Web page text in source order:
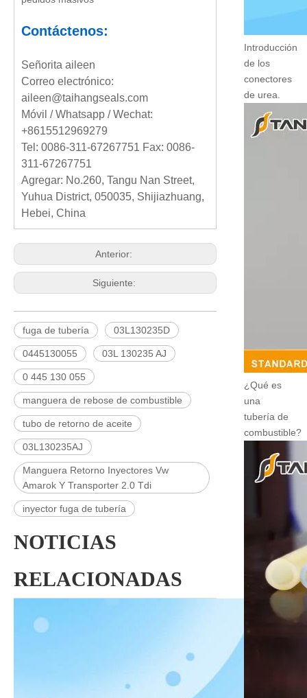
Contáctenos:
Señorita aileen
Correo electrónico:
aileen@taihangseals.com
Móvil / Whatsapp / Wechat:
+8615512969279
Tel: 0086-311-67267751 Fax: 0086-
311-67267751
Agregar: No.260, Tangu Nan Street,
Yuhua District, 050035, Shijiazhuang,
Hebei, China
Anterior:
Siguiente:
fuga de tubería 03L130235D
0445130055 03L 130235 AJ
0 445 130 055
manguera de rebose de combustible
tubo de retorno de aceite
03L130235AJ
Manguera Retorno Inyectores Vw
Amarok Y Transporter 2.0 Tdi
inyector fuga de tubería
NOTICIAS
RELACIONADAS
Introducción
de los
conectores
de urea.
¿Qué es
una
tubería de
combustible?